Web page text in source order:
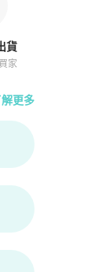
貨
家
解更多